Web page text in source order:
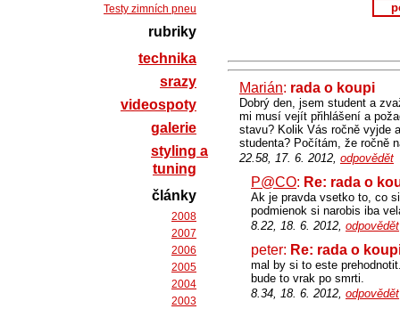
Marián: rada o koupi
Dobrý den, jsem student a
mi musí vejít přihlášení a
stavu? Kolik Vás ročně vyjde
studenta? Počítám, že ročně
22.58, 17. 6. 2012, odpovědět
P@CO: Re: rada o
Ak je pravda vsetko to, co
podmienok si narobis iba
8.22, 18. 6. 2012, odpovědět
peter: Re: rada o
mal by si to este
bude to vrak po smrti.
8.34, 18. 6. 2012, odpovědět
Testy zimních pneu
rubriky
technika
srazy
videospoty
galerie
styling a
tuning
články
2008
2007
2006
2005
2004
2003